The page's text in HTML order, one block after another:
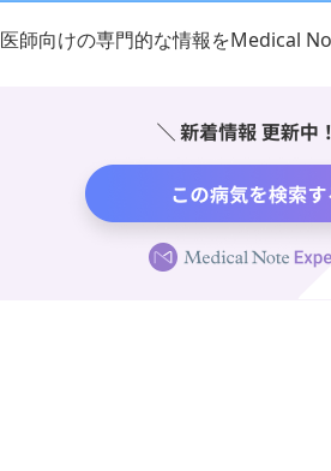
医師向けの専門的な情報をMedical